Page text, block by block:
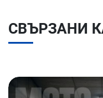
СВЪРЗАНИ